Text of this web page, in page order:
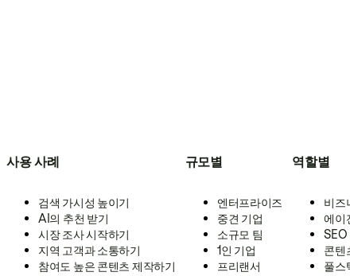
사용 사례
검색 가시성 높이기
AI의 추천 받기
시장 조사 시작하기
지역 고객과 소통하기
참여도 높은 콘텐츠 제작하기
규모별
엔터프라이즈
중견 기업
소규모 팀
1인 기업
프리랜서
역할별
비즈
에이
SEO
콘텐
풀스